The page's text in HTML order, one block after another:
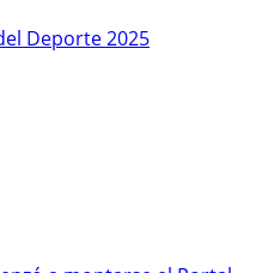
Deporte 2025